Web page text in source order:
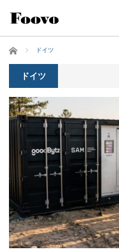
ホーム ドイツ
ドイツ